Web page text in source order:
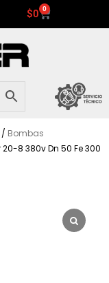
$0 0
Carrito
/ Bombas
8 380v Dn 50 Fe 300